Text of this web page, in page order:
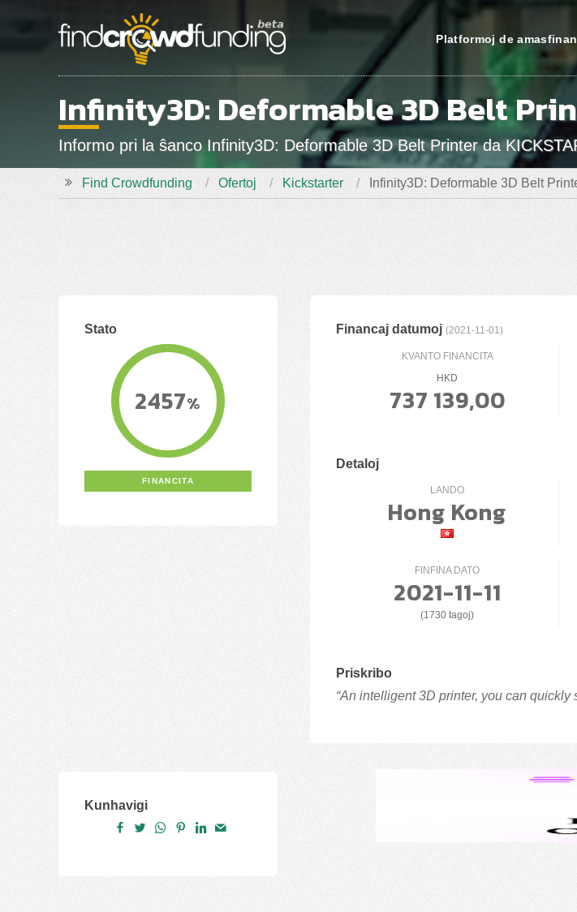
Platformoj de
Infinity3D: Deformable 3D Belt
Informo pri la ŝanco Infinity3D: Deformable 3D Belt Printer da
Find Crowdfunding Ofertoj Kickstarter Infinity3D: Deformable 3D Belt
Stato
2457%
FINANCITA
Kunhavigi
Financaj datumoj (2021-11-01)
KVANTO FINANCITA
HKD
737 139,00
Detaloj
LANDO
Hong Kong
FINFINA DATO
2021-11-11
(1730 tagoj)
Priskribo
“An intelligent 3D printer, you can